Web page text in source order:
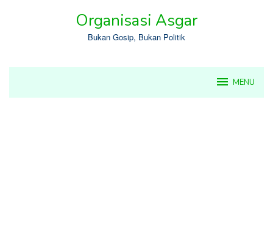
Organisasi Asgar
Bukan Gosip, Bukan Politik
MENU